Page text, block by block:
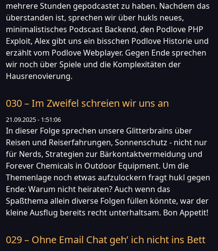
mehrere Stunden gepodcastet zu haben. Nachdem das
überstanden ist, sprechen wir über hukls neues,
minimalistisches Podscast Backend, den Podlove PHP
Exploit, Alex gibt uns ein bisschen Podlove Historie und
erzählt vom Podlove Webplayer. Gegen Ende sprechen
wir noch über Spiele und die Komplexitäten der
Hausrenovierung.
030 – Im Zweifel schreien wir uns an
21.09.2025 - 1:51:06
In dieser Folge sprechen unsere Glitterbrains über
Reisen und Reiserfahrungen, Sonnenschutz - nicht nur
für Nerds, Strategien zur Bärkontaktvermeidung und
Forever Chemicals in Outdoor Equipment. Um die
Themenlage noch etwas aufzulockern fragt hukl gegen
Ende: Warum nicht heiraten? Auch wenn das
Spaßthema allein diverse Folgen füllen könnte, war der
kleine Ausflug bereits recht unterhaltsam. Bon Appetit!
029 – Ohne Email Chat geh’ ich nicht ins Bett